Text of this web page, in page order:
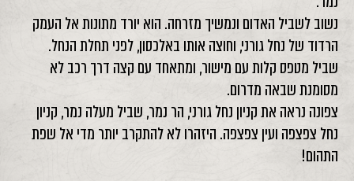
נשוב לשביל האדום ונמשיך מזרחה. הוא יורד מתונות אל העמק
הרדוד של נחל גורני, וחוצה אותו באלכסון, לפני תחלת הנחל.
שביל מטפס קלות עם מישור, ומתאחד עם קצה דרך רכב לא
מסומנת שבאה מדרום.
צפונה נראה את קניון נחל גורני, הר נמר, שביל מעלה נמר, קניון
נחל צפצפה ועין צפצפה. היזהרו לא להתקרב יותר מדי אל שפת
התהום!